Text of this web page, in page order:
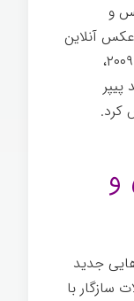
و
آنلاین
و انتشار شخصی را خریداری کرد. در ۲۰۰۹،
کرد.
و
جدید
سازگار با